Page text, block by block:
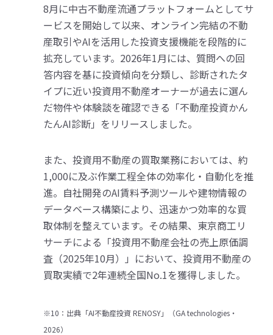
8月に中古不動産流通プラットフォームとしてサ
ービスを開始して以来、オンライン完結の不動
産取引やAIを活用した投資支援機能を段階的に
拡充しています。2026年1月には、質問への回
答内容を基に投資傾向を分類し、診断されたタ
イプに近い投資用不動産オーナーが過去に選ん
だ物件や体験談を確認できる「不動産投資かん
たんAI診断」をリリースしました。
また、投資用不動産の買取業務においては、約
1,000に及ぶ作業工程全体の効率化・自動化を推
進。自社開発のAI賃料予測ツールや建物情報の
データベース構築により、迅速かつ効率的な買
取体制を整えています。その結果、東京商工リ
サーチによる「投資用不動産会社の売上原価調
査（2025年10月）」において、投資用不動産の
買取実績で2年連続全国No.1を獲得しました。
※10：出典「AI不動産投資 RENOSY」（GA technologies・
2026）